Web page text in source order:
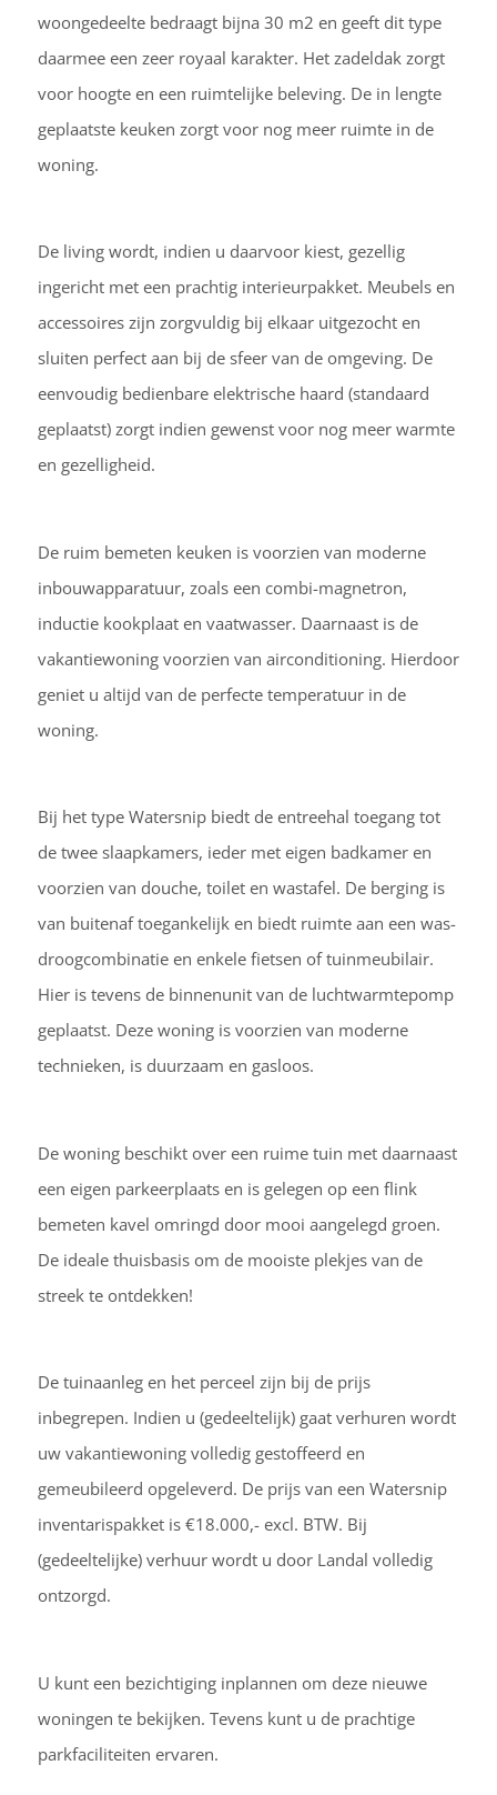
woongedeelte bedraagt bijna 30 m2 en geeft dit type
daarmee een zeer royaal karakter. Het zadeldak zorgt
voor hoogte en een ruimtelijke beleving. De in lengte
geplaatste keuken zorgt voor nog meer ruimte in de
woning.
De living wordt, indien u daarvoor kiest, gezellig
ingericht met een prachtig interieurpakket. Meubels en
accessoires zijn zorgvuldig bij elkaar uitgezocht en
sluiten perfect aan bij de sfeer van de omgeving. De
eenvoudig bedienbare elektrische haard (standaard
geplaatst) zorgt indien gewenst voor nog meer warmte
en gezelligheid.
De ruim bemeten keuken is voorzien van moderne
inbouwapparatuur, zoals een combi-magnetron,
inductie kookplaat en vaatwasser. Daarnaast is de
vakantiewoning voorzien van airconditioning. Hierdoor
geniet u altijd van de perfecte temperatuur in de
woning.
Bij het type Watersnip biedt de entreehal toegang tot
de twee slaapkamers, ieder met eigen badkamer en
voorzien van douche, toilet en wastafel. De berging is
van buitenaf toegankelijk en biedt ruimte aan een was-
droogcombinatie en enkele fietsen of tuinmeubilair.
Hier is tevens de binnenunit van de luchtwarmtepomp
geplaatst. Deze woning is voorzien van moderne
technieken, is duurzaam en gasloos.
De woning beschikt over een ruime tuin met daarnaast
een eigen parkeerplaats en is gelegen op een flink
bemeten kavel omringd door mooi aangelegd groen.
De ideale thuisbasis om de mooiste plekjes van de
streek te ontdekken!
De tuinaanleg en het perceel zijn bij de prijs
inbegrepen. Indien u (gedeeltelijk) gaat verhuren wordt
uw vakantiewoning volledig gestoffeerd en
gemeubileerd opgeleverd. De prijs van een Watersnip
inventarispakket is €18.000,- excl. BTW. Bij
(gedeeltelijke) verhuur wordt u door Landal volledig
ontzorgd.
U kunt een bezichtiging inplannen om deze nieuwe
woningen te bekijken. Tevens kunt u de prachtige
parkfaciliteiten ervaren.